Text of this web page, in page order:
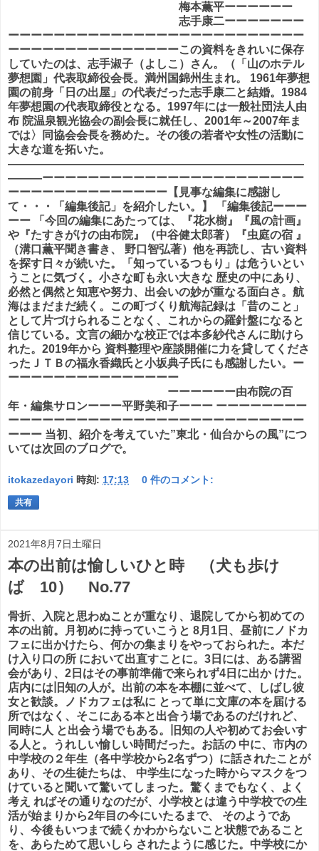
梅本薫平ーーーーーー
志手康二ーーーーーーー
ーーーーーーーーーーーーーーーーーーーーーーーーーー
ーーーーーーーーーーーーーーーこの資料をきれいに保存
していたのは、志手淑子（よしこ）さん。（「山のホテル
夢想園」代表取締役会長。満州国錦州生まれ。 1961年夢想
園の前身「日の出屋」の代表だった志手康二と結婚。1984
年夢想園の代表取締役となる。1997年には一般社団法人由
布 院温泉観光協会の副会長に就任し、2001年～2007年ま
では〉同協会会長を務めた。その後の若者や女性の活動に
大きな道を拓いた。
――――――――――――――――――――――――――
―――ーーーーーーーーーーーーーーーーーーーーーーー
ーーーーーーーーーーーーーー【見事な編集に感謝し
て・・・「編集後記」を紹介したい。】 「編集後記ーーー
ーー 「今回の編集にあたっては、『花水樹』『風の計画』
や『たすきがけの由布院』（中谷健太郎著）『虫庭の宿 』
（溝口薫平聞き書き、 野口智弘著）他を再読し、古い資料
を探す日々が続いた。「知っているつもり」は危ういとい
うことに気づく。小さな町も永い大きな 歴史の中にあり、
必然と偶然と知恵や努力、出会いの妙が重なる面白さ。航
海はまだまだ続く。この町づくり航海記録は「昔のこと」
として片づけられることなく、これからの羅針盤になると
信じている。文言の細かな校正では本多紗代さんに助けら
れた。2019年から 資料整理や座談開催に力を貸してくださ
ったＪＴＢの福永香織氏と小坂典子氏にも感謝したい。ー
ーーーーーーーーーーーーーーー
ーーーーーー由布院の百
年・編集サロンーーー平野美和子ーーー ーーーーーーーー
ーーーーーーーーーーーーーーーーーーーーーーーーーー
ーーー 当初、紹介を考えていた”東北・仙台からの風”につ
いては次回のブログで。
itokazedayori 時刻: 17:13 0 件のコメント:
共有
2021年8月7日土曜日
本の出前は愉しいひと時 （犬も歩け
ば 10） No.77
骨折、入院と思わぬことが重なり、退院してから初めての
本の出前。月初めに持っていこうと 8月1日、昼前にノドカ
フェに出かけたら、何かの集まりをやっておられた。本だ
け入り口の所 において出直すことに。3日には、ある講習
会があり、2日はその事前準備で来られず4日に出か けた。
店内には旧知の人が。出前の本を本棚に並べて、しばし彼
女と歓談。ノドカフェは私に とって単に文庫の本を届ける
所ではなく、そこにある本と出合う場であるのだけれど、
同時に人 と出会う場でもある。旧知の人や初めてお会いす
る人と。うれしい愉しい時間だった。お話の 中に、市内の
中学校の２年生（各中学校から2名ずつ）に話されたことが
あり、その生徒たちは、 中学生になった時からマスクをつ
けていると聞いて驚いてしまった。驚くまでもなく、よく
考え ればその通りなのだが、小学校とは違う中学校での生
活が始まりから2年目の今にいたるまで、 そのようであ
り、今後もいつまで続くかわからないこと状態であること
を、あらためて思いしら されたように感じた。中学校にか